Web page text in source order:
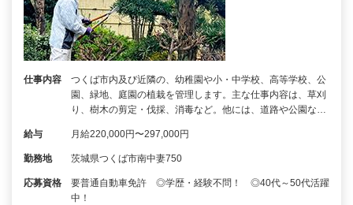
仕事内容
つくば市内及び近隣の、幼稚園や小・中学校、高等学校、公
園、緑地、庭園の植栽を管理します。主な仕事内容は、草刈
り、樹木の剪定・伐採、消毒など。他には、道路や公園な…
給与 月給220,000円〜297,000円
勤務地 茨城県つくば市南中妻750
応募資格
要普通自動車免許 ◎学歴・経験不問！ ◎40代～50代活躍
中！